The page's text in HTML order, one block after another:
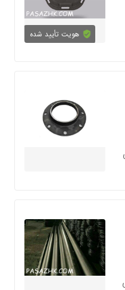
هویت تأیید شده